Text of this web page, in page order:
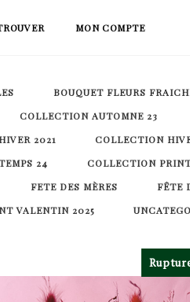
MON COMPTE
BOUQUET FLEURS
COLLECTION AUTOMNE 23
2021
COLLECTION
24
COLLECTION
FETE DES MÈRES
FÊTE
VALENTIN 2025